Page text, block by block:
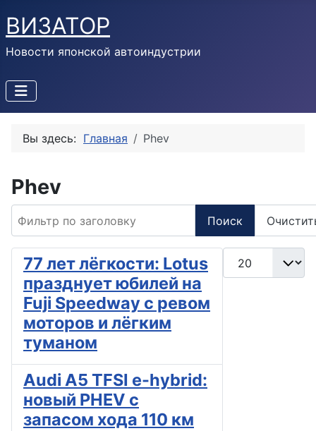
ВИЗАТОР
Новости японской автоиндустрии
Вы здесь: Главная Phev
Phev
Поиск
Кол-во строк:
77 лет лёгкости: Lotus
празднует юбилей на
Fuji Speedway с ревом
моторов и лёгким
туманом
Audi A5 TFSI e-hybrid:
новый PHEV с
запасом хода 110 км